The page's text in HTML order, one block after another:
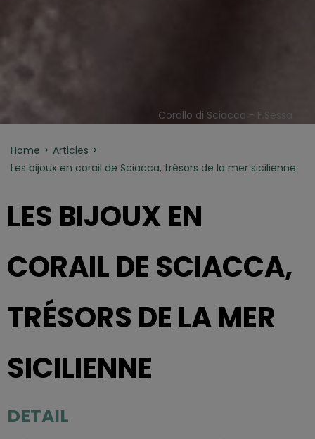
Corallo di Sciacca - F.Sessa
Home
Articles
Les bijoux en corail de Sciacca, trésors de la mer sicilienne
LES BIJOUX EN
CORAIL DE SCIACCA,
TRÉSORS DE LA MER
SICILIENNE
DETAIL